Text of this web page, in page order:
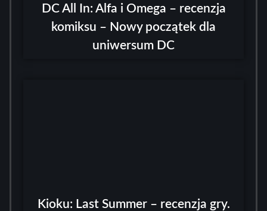
DC All In: Alfa i Omega – recenzja
komiksu – Nowy początek dla
uniwersum DC
Kioku: Last Summer – recenzja gry.